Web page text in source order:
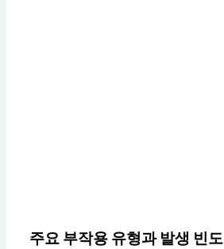
주요 부작용 유형과 발생 빈도